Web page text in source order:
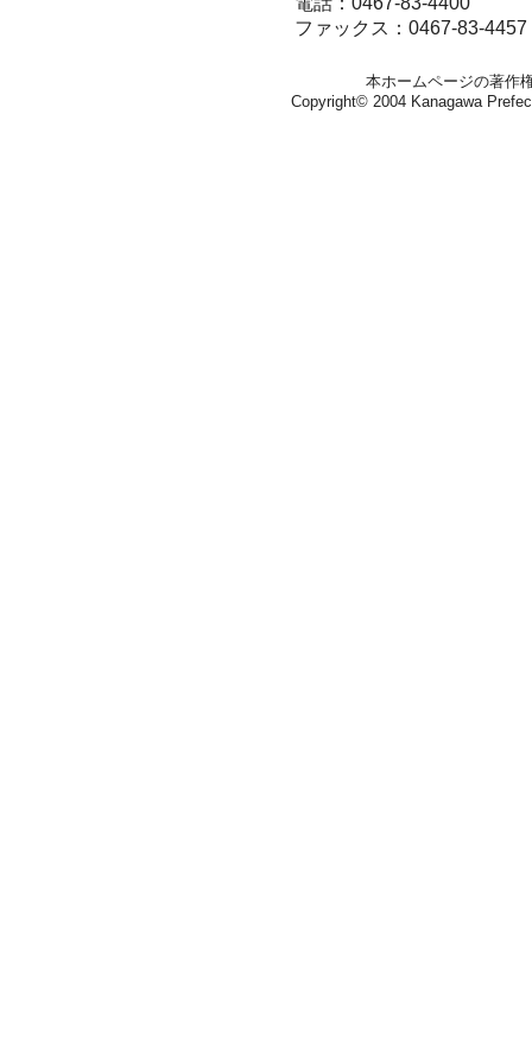
ファックス：0467-83-4457
本ホームページの著作
Copyright© 2004 Kanagawa